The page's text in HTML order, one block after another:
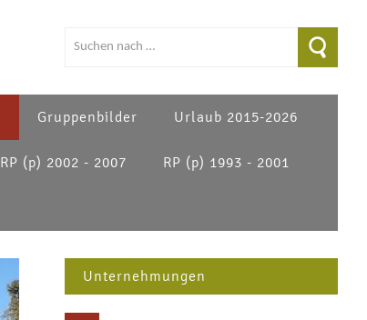
Gruppenbilder Urlaub 2015-2026
RP (p) 2002 - 2007 RP (p) 1993 - 2001
Unternehmungen